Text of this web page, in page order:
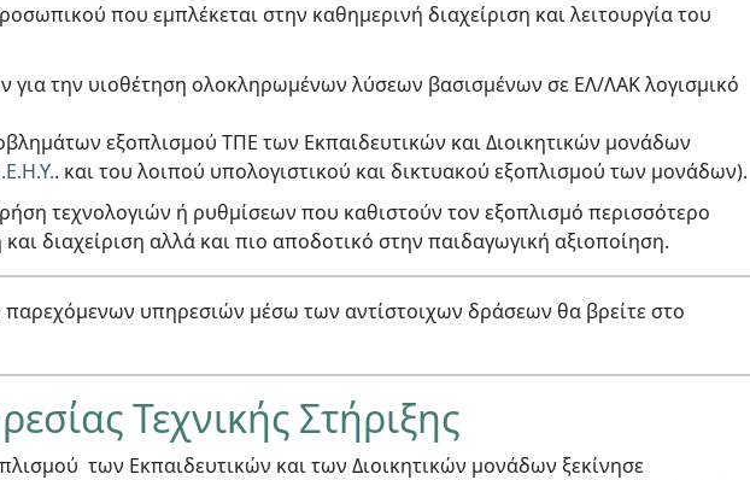
που εμπλέκεται στην καθημερινή διαχείριση και λειτουργία του
για την υιοθέτηση ολοκληρωμένων λύσεων βασισμένων σε ΕΛ/ΛΑΚ λογισμικό
εξοπλισμού ΤΠΕ των Εκπαιδευτικών και Διοικητικών μονάδων
. και του λοιπού υπολογιστικού και δικτυακού εξοπλισμού των μονάδων).
τεχνολογιών ή ρυθμίσεων που καθιστούν τον εξοπλισμό περισσότερο
διαχείριση αλλά και πιο αποδοτικό στην παιδαγωγική αξιοποίηση.
υπηρεσιών μέσω των αντίστοιχων δράσεων θα βρείτε στο
Τεχνικής Στήριξης
των Εκπαιδευτικών και των Διοικητικών μονάδων ξεκίνησε